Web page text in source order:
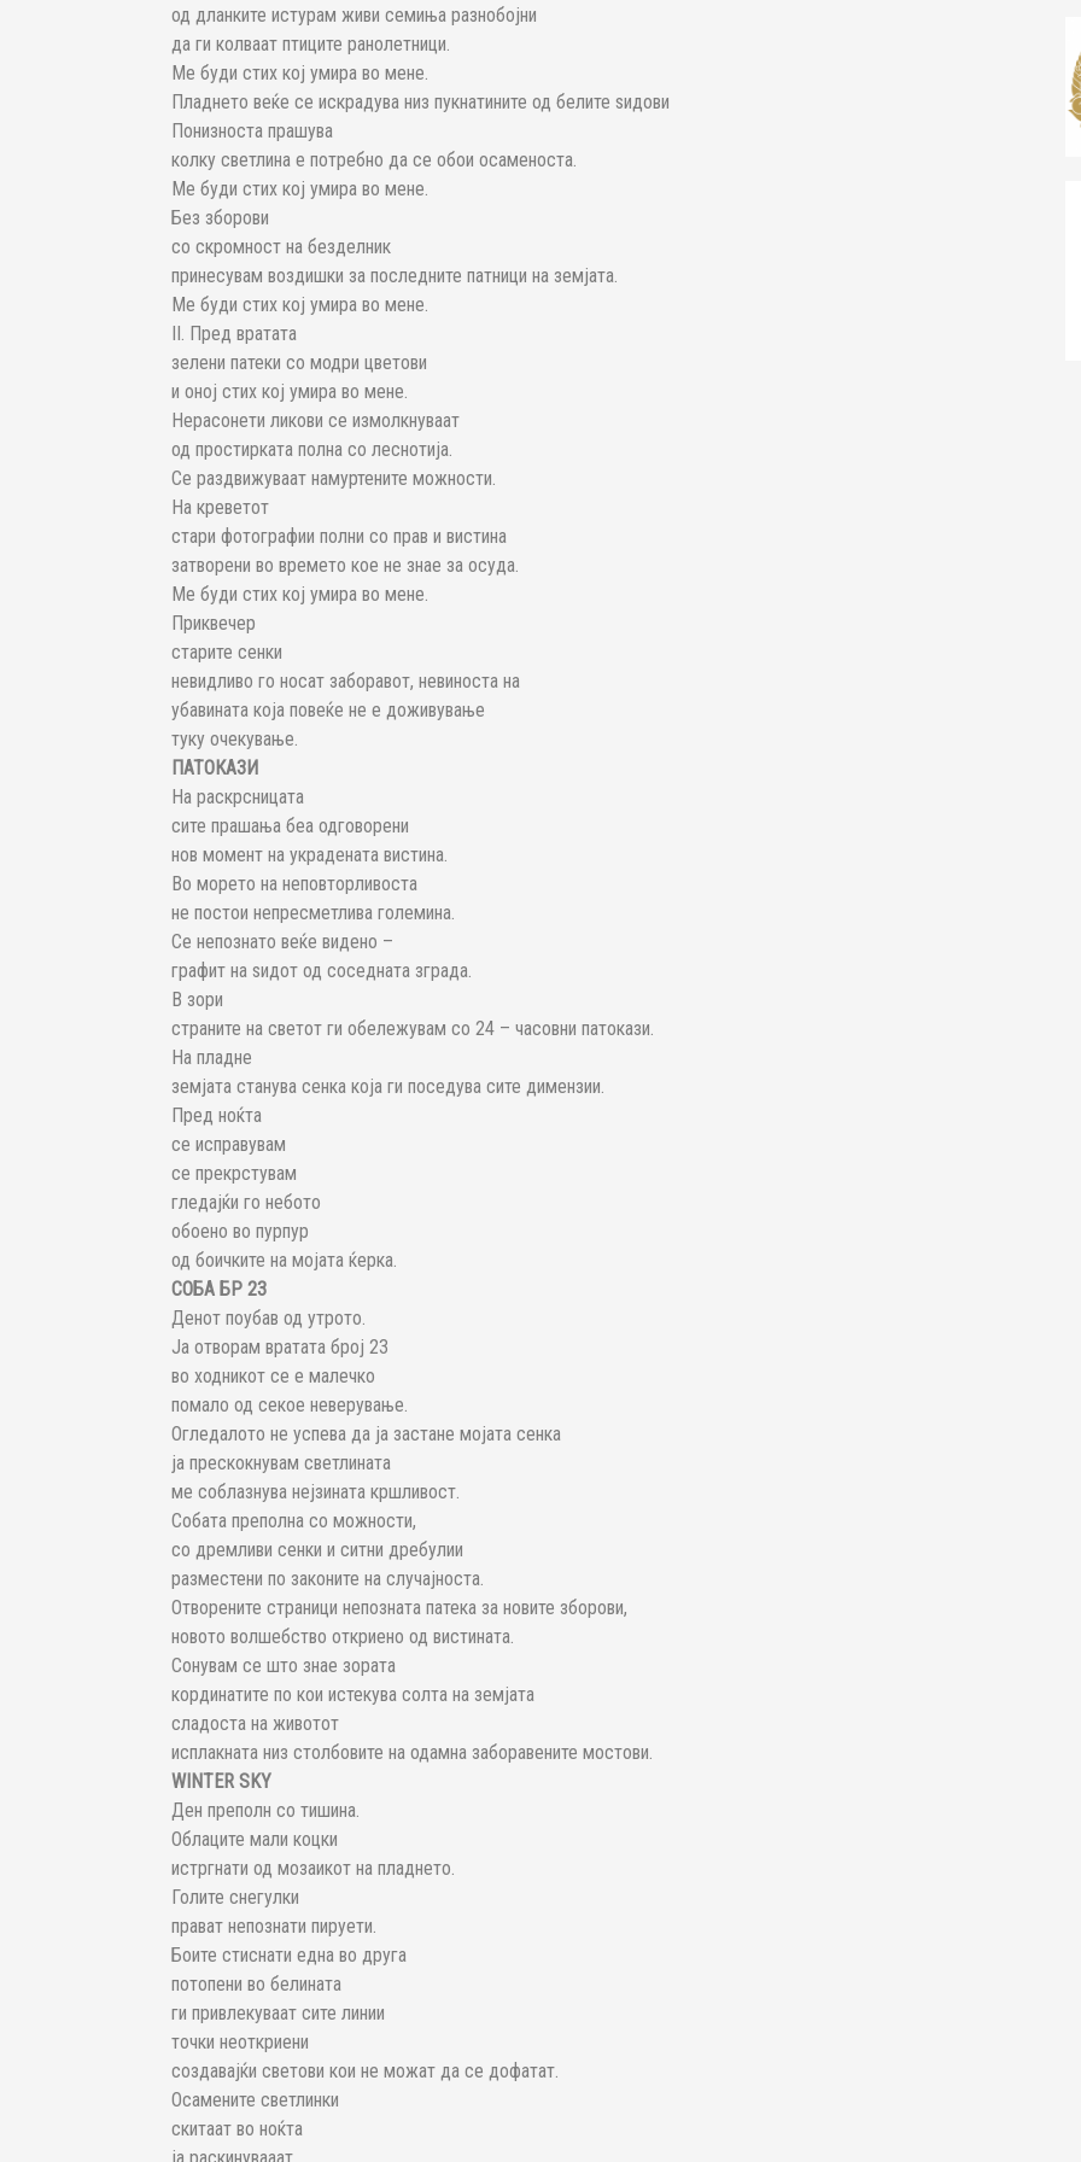
од дланките истурам живи семиња разнобојни
да ги колваат птиците ранолетници.
Ме буди стих кој умира во мене.
Пладнето веќе се искрадува низ пукнатините од белите ѕидови
Понизноста прашува
колку светлина е потребно да се обои осаменоста.
Ме буди стих кој умира во мене.
Без зборови
со скромност на безделник
принесувам воздишки за последните патници на земјата.
Ме буди стих кој умира во мене.
II. Пред вратата
зелени патеки со модри цветови
и оној стих кој умира во мене.
Нерасонети ликови се измолкнуваат
од простирката полна со леснотија.
Се раздвижуваат намуртените можности.
На креветот
стари фотографии полни со прав и вистина
затворени во времето кое не знае за осуда.
Ме буди стих кој умира во мене.
Приквечер
старите сенки
невидливо го носат заборавот, невиноста на
убавината која повеќе не е доживување
туку очекување.
ПАТОКАЗИ
На раскрсницата
сите прашања беа одговорени
нов момент на украдената вистина.
Во морето на неповторливоста
не постои непресметлива големина.
Се непознато веќе видено –
графит на ѕидот од соседната зграда.
В зори
страните на светот ги обележувам со 24 – часовни патокази.
На пладне
земјата станува сенка која ги поседува сите димензии.
Пред ноќта
се исправувам
се прекрстувам
гледајќи го небото
обоено во пурпур
од боичките на мојата ќерка.
СОБА БР 23
Денот поубав од утрото.
Ја отворам вратата број 23
во ходникот се е малечко
помало од секое неверување.
Огледалото не успева да ја застане мојата сенка
ја прескокнувам светлината
ме соблазнува нејзината кршливост.
Собата преполна со можности,
со дремливи сенки и ситни дребулии
разместени по законите на случајноста.
Отворените страници непозната патека за новите зборови,
новото волшебство откриено од вистината.
Сонувам се што знае зората
кординатите по кои истекува солта на земјата
сладоста на животот
исплакната низ столбовите на одамна заборавените мостови.
WINTER SKY
Ден преполн со тишина.
Облаците мали коцки
истргнати од мозаикот на пладнето.
Голите снегулки
прават непознати пируети.
Боите стиснати една во друга
потопени во белината
ги привлекуваат сите линии
точки неоткриени
создавајќи светови кои не можат да се дофатат.
Осамените светлинки
скитаат во ноќта